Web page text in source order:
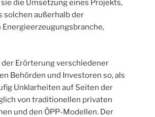
die Umsetzung eines Projekts,
solchen außerhalb der
der Erörterung verschiedener
Behörden und Investoren so, als
Unklarheiten auf Seiten der
von traditionellen privaten
und den ÖPP-Modellen. Der